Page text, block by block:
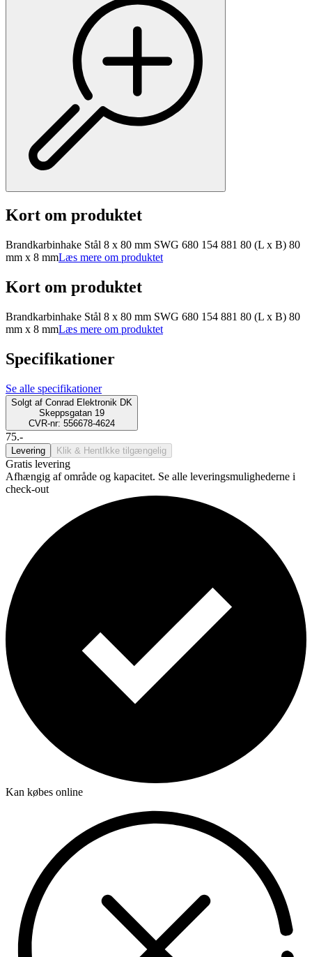
Kort om produktet
Brandkarbinhake Stål 8 x 80 mm SWG 680 154 881 80 (L x B) 80
mm x 8 mmLæs mere om produktet
Kort om produktet
Brandkarbinhake Stål 8 x 80 mm SWG 680 154 881 80 (L x B) 80
mm x 8 mmLæs mere om produktet
Specifikationer
Se alle specifikationer
Solgt af Conrad Elektronik DK
Skeppsgatan 19
CVR-nr: 556678-4624
75.-
Levering Klik & Hent Ikke tilgængelig
Gratis levering
Afhængig af område og kapacitet. Se alle leveringsmulighederne i
check-out
Kan købes online